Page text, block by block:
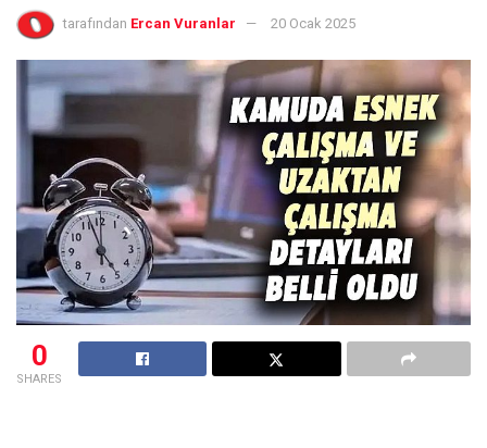
tarafından Ercan Vuranlar 20 Ocak 2025
0
SHARES